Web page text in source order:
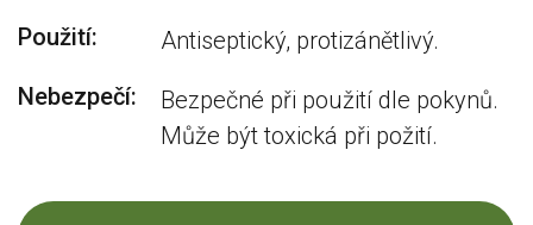
Použití:
Antiseptický, protizánětlivý.
Nebezpečí:
Bezpečné při použití dle pokynů.
Může být toxická při požití.